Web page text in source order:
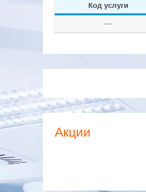
Код услуги
—
Акции